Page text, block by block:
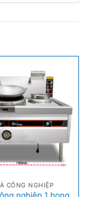
CÔNG NGHIỆP